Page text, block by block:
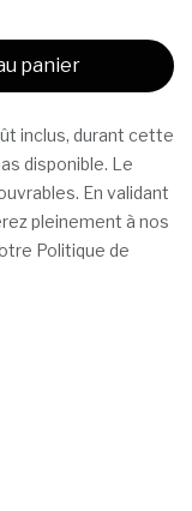
panier
inclus, durant cette
disponible. Le
En validant
pleinement à nos
Politique de